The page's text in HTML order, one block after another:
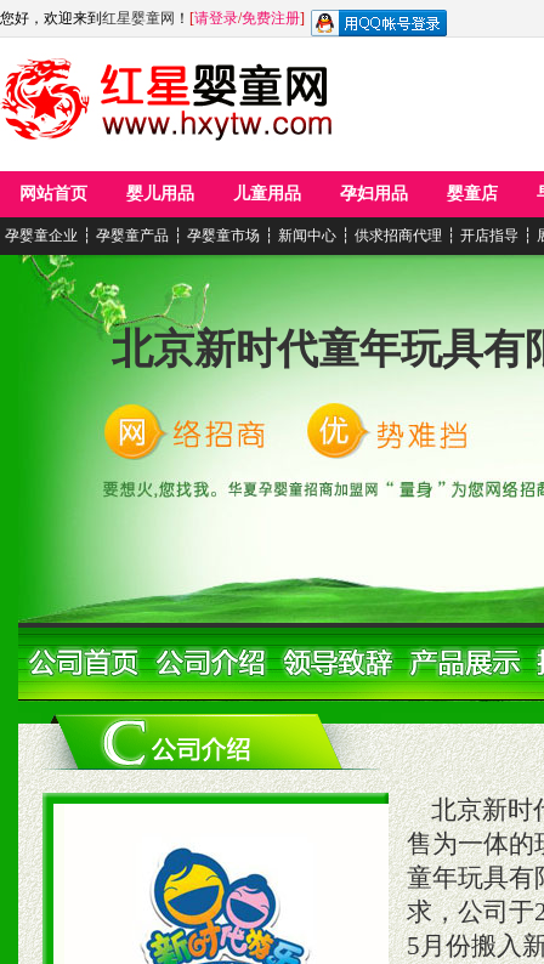
您好，欢迎来到 红星婴童网 ！ [请登录/免费注册]
网站首页 婴儿用品 儿童用品 孕妇用品 婴童店
孕婴童企业 ┆ 孕婴童产品 ┆ 孕婴童市场 ┆ 新闻中心 ┆ 供求招商代理 ┆ 开店指导 ┆
北京新时代童年玩具有
北京新时
售为一体的
童年玩具有
求，公司于
5月份搬入